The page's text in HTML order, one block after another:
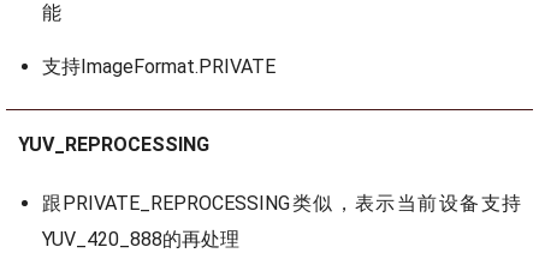
能
支持ImageFormat.PRIVATE
YUV_REPROCESSING
跟PRIVATE_REPROCESSING类似，表示当前设备支持
YUV_420_888的再处理